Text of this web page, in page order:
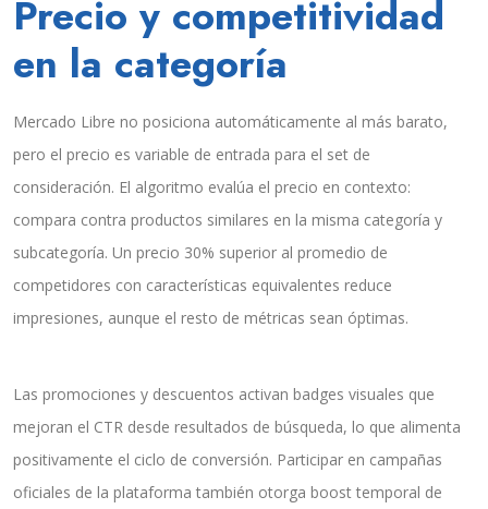
Precio y competitividad
en la categoría
Mercado Libre no posiciona automáticamente al más barato,
pero el precio es variable de entrada para el set de
consideración. El algoritmo evalúa el precio en contexto:
compara contra productos similares en la misma categoría y
subcategoría. Un precio 30% superior al promedio de
competidores con características equivalentes reduce
impresiones, aunque el resto de métricas sean óptimas.
Las promociones y descuentos activan badges visuales que
mejoran el CTR desde resultados de búsqueda, lo que alimenta
positivamente el ciclo de conversión. Participar en campañas
oficiales de la plataforma también otorga boost temporal de